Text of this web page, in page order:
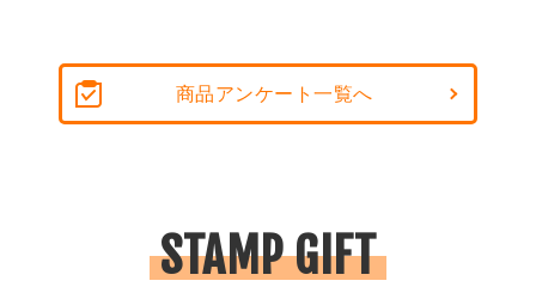
商品アンケート一覧へ
STAMP GIFT